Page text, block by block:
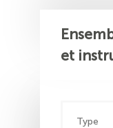
et
Type